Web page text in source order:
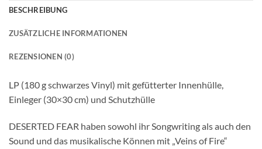
BESCHREIBUNG
ZUSÄTZLICHE INFORMATIONEN
REZENSIONEN (0)
LP (180 g schwarzes Vinyl) mit gefütterter Innenhülle,
Einleger (30×30 cm) und Schutzhülle
DESERTED FEAR haben sowohl ihr Songwriting als auch den
Sound und das musikalische Können mit „Veins of Fire“